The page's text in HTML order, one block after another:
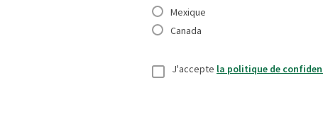
Mexique
Canada
Consentement*
J'accepte la politique de